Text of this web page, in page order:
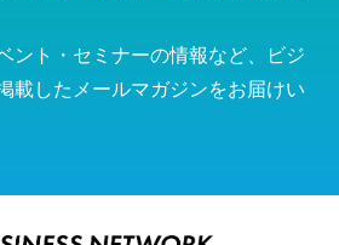
ント・セミナーの情報など、ビジ
載したメールマガジンをお届けい